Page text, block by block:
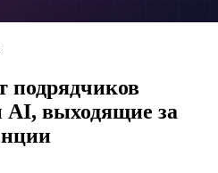
подрядчиков
AI, выходящие за